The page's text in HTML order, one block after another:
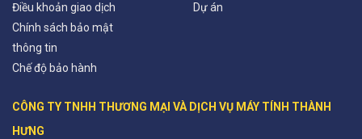
Điều khoản giao dịch
Chính sách bảo mật
thông tin
Chế độ bảo hành
Dự án
CÔNG TY TNHH THƯƠNG MẠI VÀ DỊCH VỤ MÁY TÍNH THÀNH
HƯNG